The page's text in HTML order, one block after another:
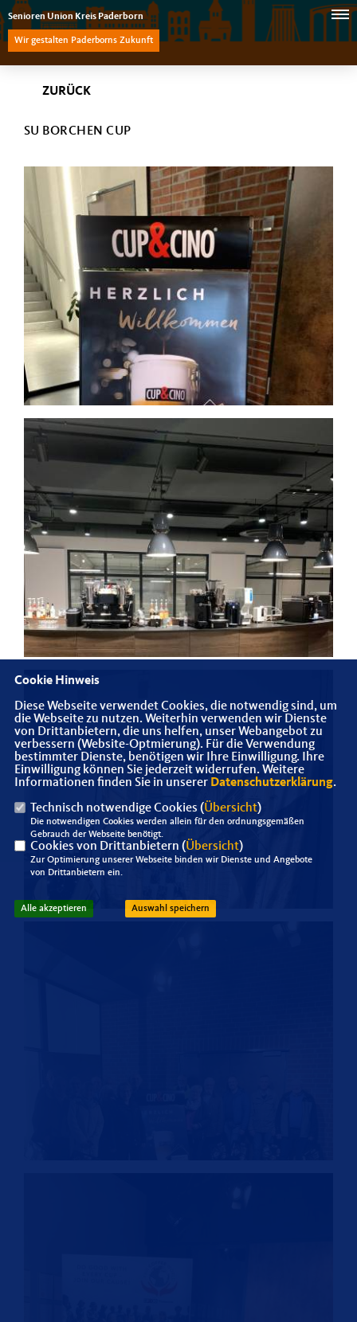
Senioren Union Kreis Paderborn
Wir gestalten Paderborns Zukunft
ZURÜCK
SU BORCHEN CUP
Cookie Hinweis
Diese Webseite verwendet Cookies, die notwendig sind, um
die Webseite zu nutzen. Weiterhin verwenden wir Dienste
von Drittanbietern, die uns helfen, unser Webangebot zu
verbessern (Website-Optmierung). Für die Verwendung
bestimmter Dienste, benötigen wir Ihre Einwilligung. Ihre
Einwilligung können Sie jederzeit widerrufen. Weitere
Informationen finden Sie in unserer Datenschutzerklärung.
Technisch notwendige Cookies (Übersicht)
Die notwendigen Cookies werden allein für den ordnungsgemäßen
Gebrauch der Webseite benötigt.
Cookies von Drittanbietern (Übersicht)
Zur Optimierung unserer Webseite binden wir Dienste und Angebote
von Drittanbietern ein.
Alle akzeptieren Auswahl speichern